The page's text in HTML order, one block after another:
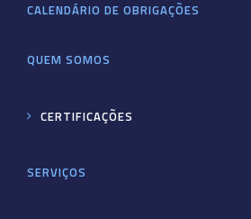
CALENDÁRIO DE OBRIGAÇÕES
QUEM SOMOS
CERTIFICAÇÕES
SERVIÇOS